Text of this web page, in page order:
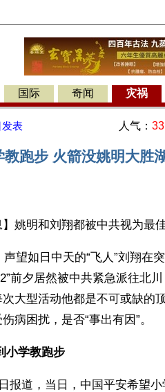
国际 奇闻 灾祸
发表 人气：
跑步 火箭没姚明大胜
】姚明和刘翔都被中共视为最
声望如日中天的“飞人”刘翔在
前夕居然被中共紧急派往北
大型活动他都是不可或缺的
病困扰，是否“事出有因”。
小学教跑步
报道，当日，中国平安希望